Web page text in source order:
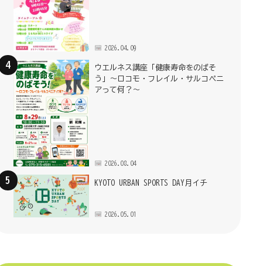
2026.04.09
ウエルネス講座「健康寿命をのばそ
う」～ロコモ・フレイル・サルコペニ
アって何？～
2026.08.04
KYOTO URBAN SPORTS DAY月イチ
2026.05.01